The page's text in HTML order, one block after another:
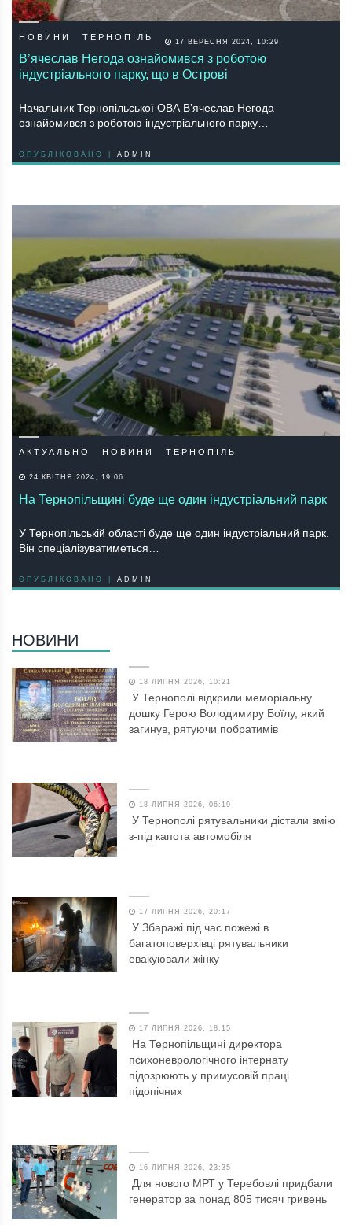
НОВИНИ ТЕРНОПІЛЬ 17 ВЕРЕСНЯ 2024, 10:29
В’ячеслав Негода ознайомився з роботою
індустріального парку, що в Острові
Начальник Тернопільської ОВА Вʼячеслав Негода
ознайомився з роботою індустріального парку…
ОПУБЛІКОВАНО | ADMIN
АКТУАЛЬНО НОВИНИ ТЕРНОПІЛЬ
24 КВІТНЯ 2024, 19:06
На Тернопільщині буде ще один індустріальний парк
У Тернопільській області буде ще один індустріальний парк.
Він спеціалізуватиметься…
ОПУБЛІКОВАНО | ADMIN
НОВИНИ
18 ЛИПНЯ 2026, 10:21
У Тернополі відкрили меморіальну
дошку Герою Володимиру Боїлу, який
загинув, рятуючи побратимів
18 ЛИПНЯ 2026, 06:19
У Тернополі рятувальники дістали змію
з-під капота автомобіля
17 ЛИПНЯ 2026, 20:17
У Збаражі під час пожежі в
багатоповерхівці рятувальники
евакуювали жінку
17 ЛИПНЯ 2026, 18:15
На Тернопільщині директора
психоневрологічного інтернату
підозрюють у примусовій праці
підопічних
16 ЛИПНЯ 2026, 23:35
Для нового МРТ у Теребовлі придбали
генератор за понад 805 тисяч гривень